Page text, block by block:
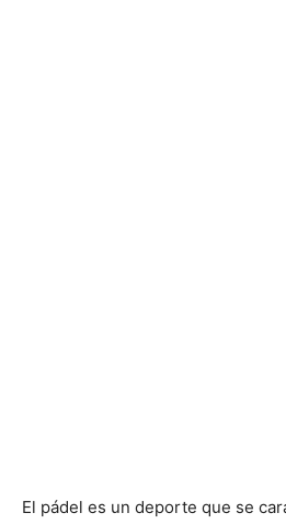
El pádel es un deporte que se